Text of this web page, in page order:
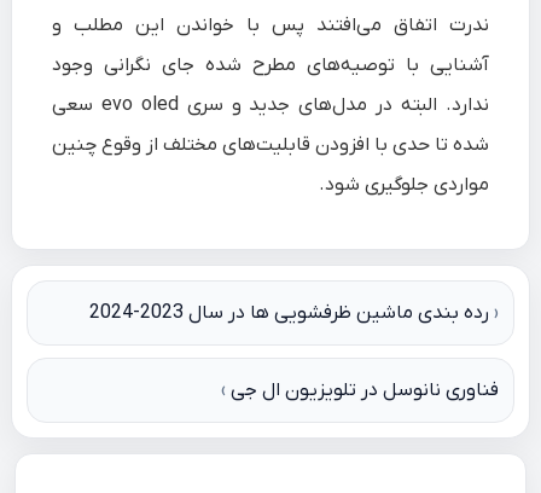
ندرت اتفاق می‌افتند پس با خواندن این مطلب و
آشنایی با توصیه‌های مطرح شده جای نگرانی وجود
ندارد. البته در مدل‌های جدید و سری evo oled سعی
شده تا حدی با افزودن قابلیت‌های مختلف از وقوع چنین
مواردی جلوگیری شود.
راهبری
نوشته
رده بندی ماشین ظرفشویی ها در سال 2023-2024
فناوری نانوسل در تلویزیون‌ ال جی